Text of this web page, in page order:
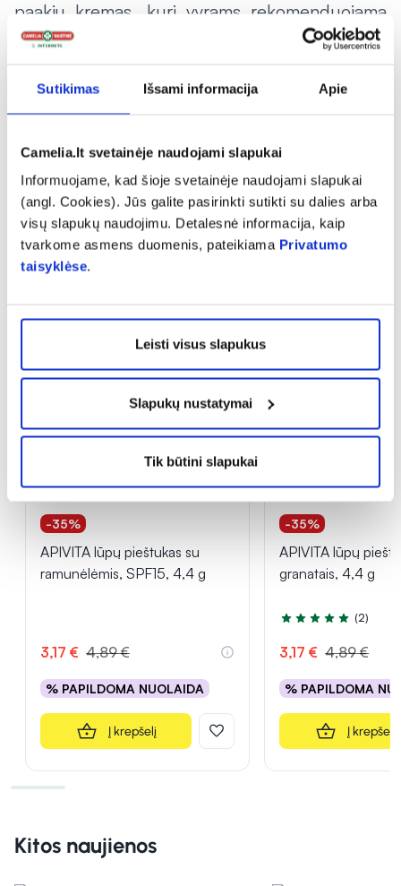
Sutikimas Išsami informacija Apie
Camelia.lt svetainėje naudojami slapukai
Informuojame, kad šioje svetainėje naudojami slapukai
(angl. Cookies). Jūs galite pasirinkti sutikti su dalies arba
visų slapukų naudojimu. Detalesnė informacija, kaip
tvarkome asmens duomenis, pateikiama Privatumo
taisyklėse.
Leisti visus slapukus
Slapukų nustatymai
Tik būtini slapukai
paakių kremas, kurį vyrams rekomenduojama
naudoti kasdien.
Vyrų, kaip ir moterų, lūpų oda yra plona ir
nuo šių nemalonių dalykų gali padėti reguliariai
naudojamas lūpų balzamas. Vyrai bijantys, kad
jų lūpos per daug neblizgėtų ir neskleistų,
pavyzdžiui, kokių miško uogų aromato, gali
rinktis bespalvę ir bekvapę priemonę.
-35%
APIVITA lūpų pieštukas su
ramunėlėmis, SPF15, 4,4 g
3,17 € 4,89 €
% PAPILDOMA NUOLAIDA
Į krepšelį
-35%
APIVITA lūpų
granatais, 4,4 g
Įvertinimas 5.0 iš 5
(2)
3,17 € 4,89 €
% PAPILDOMA
Į krepšelį
Kitos naujienos